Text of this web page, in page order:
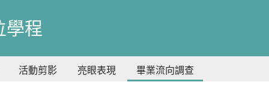
學程
活動剪影 亮眼表現 畢業流向調查